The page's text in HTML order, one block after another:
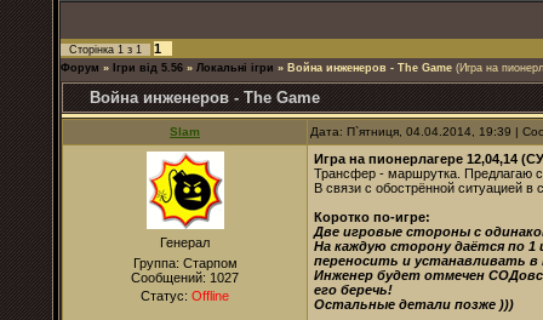
Сторінка 1 з 1 1
Форум » Ігри від 5.56 » Локальні ігри » Война инженеров - The Game (Игра на
Война инженеров - The Game
Slam Дата: П`ятниця, 04.04.2014, 19:39 |
Генерал
Группа: Старпом
Сообщений: 1027
Статус: Offline
Игра на пионерлагере 12,04,14
Трансфер - маршрутка. Предлагаю
В связи с обострённой ситуацией в
Коротко по-игре:
Две игровые стороны с
На каждую сторону даётся по
переносить и устанавливать
Инженер будет отмечен
его беречь!
Остальные детали позже )))